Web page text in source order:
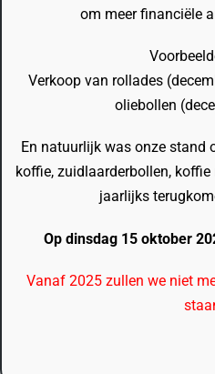
om meer financiële
Verkoop van rollades
oliebollen
En natuurlijk was onze stand
koffie, zuidlaarderbollen,
jaarlijks
Op dinsdag 15 oktober
Vanaf 2025 zullen we niet